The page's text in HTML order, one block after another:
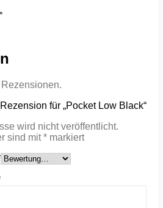
für „Pocket Low Black“
wird nicht veröffentlicht.
sind mit* markiert